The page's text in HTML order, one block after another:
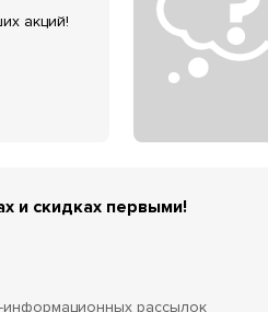
акций!
и скидках первыми!
информационных рассылок